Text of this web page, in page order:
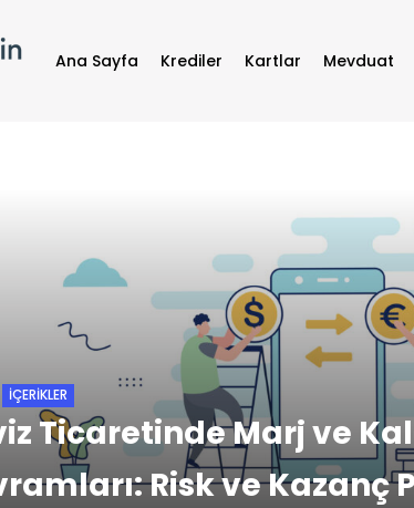
Ana Sayfa Krediler Kartlar Mevduat
İÇERIKLER
Ticaretinde Marj ve
Risk ve Kazanç